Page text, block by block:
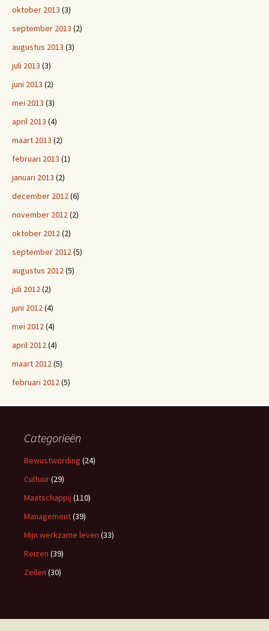
oktober 2013 (3)
september 2013 (2)
augustus 2013 (3)
juli 2013 (3)
juni 2013 (2)
mei 2013 (3)
april 2013 (4)
maart 2013 (2)
februari 2013 (1)
januari 2013 (2)
december 2012(6)
november 2012(2)
oktober 2012(2)
september 2012(5)
augustus 2012(5)
juli 2012(2)
juni 2012(4)
mei 2012(4)
april 2012(4)
maart 2012(5)
februari 2012(5)
Categorieën
Bewustwording (24)
Cultuur(29)
Maatschappij (110)
Management(39)
Mijn werkzame leven (33)
Reizen (39)
Zeilen (30)